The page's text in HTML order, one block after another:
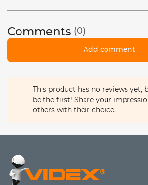
Comments (0)
Add comment
This product has no reviews yet,
be the first! Share your
others with their choice.